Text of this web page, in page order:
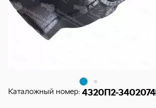
Каталожный номер: 4320П2-3402074